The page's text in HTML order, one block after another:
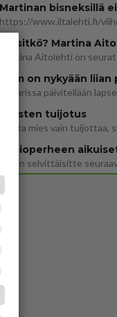
Miesten tuijotus